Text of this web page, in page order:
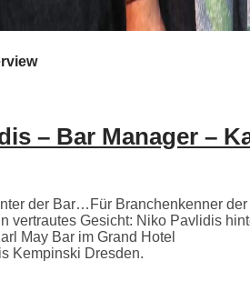
– Bar Manager –
der Bar…Für Branchenkenner der
vertrautes Gesicht: Niko Pavlidis
May Bar im Grand Hotel
Kempinski Dresden.